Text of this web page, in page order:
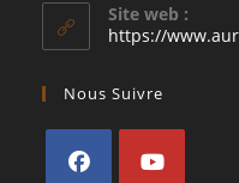
Site web :
https://
Nous Suivre